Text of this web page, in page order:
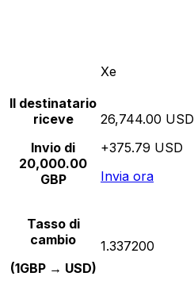
Xe
Il destinatario
riceve
Invio di
20,000.00
GBP
26,744.00 USD
+375.79 USD
Invia ora
Tasso di
cambio
(1GBP → USD)
1.337200